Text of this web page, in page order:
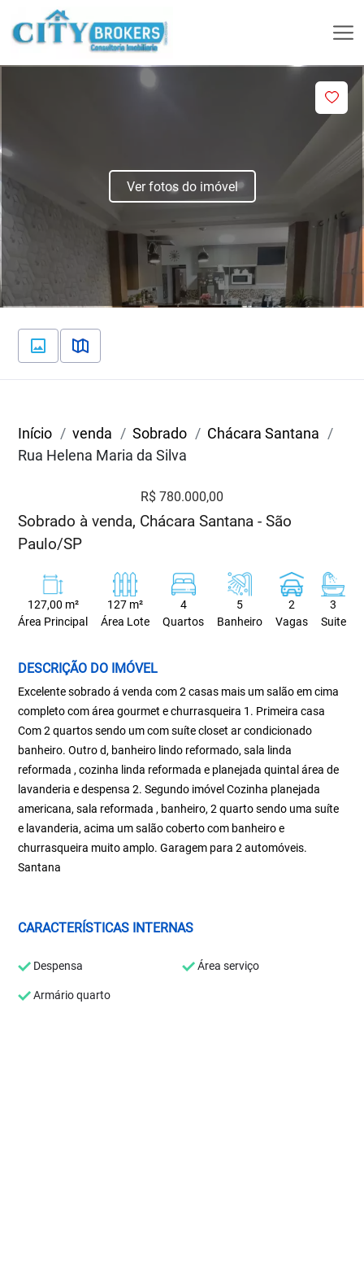
Ver fotos do imóvel
Início venda Sobrado
Chácara Santana
Rua Helena Maria da Silva
R$ 780.000,00
Sobrado à venda, Chácara Santana - São
Paulo/SP
127,00 m²
Área Principal
127 m²
Área Lote
4
Quartos
5
Banheiro
2
Vagas
3
Suite
DESCRIÇÃO DO IMÓVEL
Excelente sobrado á venda com 2 casas mais um salão em cima
completo com área gourmet e churrasqueira 1. Primeira casa
Com 2 quartos sendo um com suíte closet ar condicionado
banheiro. Outro d, banheiro lindo reformado, sala linda
reformada , cozinha linda reformada e planejada quintal área de
lavanderia e despensa 2. Segundo imóvel Cozinha planejada
americana, sala reformada , banheiro, 2 quarto sendo uma suíte
e lavanderia, acima um salão coberto com banheiro e
churrasqueira muito amplo. Garagem para 2 automóveis.
Santana
CARACTERÍSTICAS INTERNAS
Despensa Área serviço
Armário quarto